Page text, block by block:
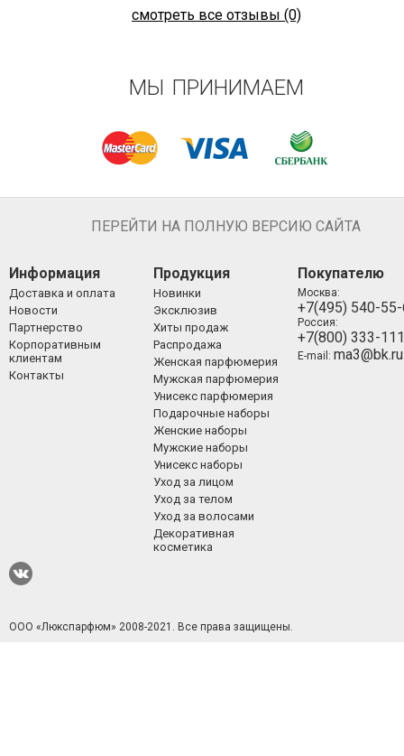
смотреть все отзывы (0)
МЫ ПРИНИМАЕМ
ПЕРЕЙТИ НА ПОЛНУЮ ВЕРСИЮ САЙТА
Информация
Доставка и оплата
Новости
Партнерство
Корпоративным
клиентам
Контакты
Продукция
Новинки
Эксклюзив
Хиты продаж
Распродажа
Женская парфюмерия
Мужская парфюмерия
Унисекс парфюмерия
Подарочные наборы
Женские наборы
Мужские наборы
Унисекс наборы
Уход за лицом
Уход за телом
Уход за волосами
Декоративная
косметика
Покупателю
Москва:
+7(495) 540-
Россия:
+7(800) 333-
E-mail: ma3@bk.ru
ООО «Люкспарфюм» 2008-2021. Все права защищены.